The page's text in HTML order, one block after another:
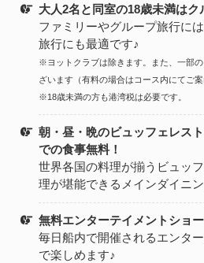
大人2名と同室の18歳未満はク
ファミリーやグループ旅行に
旅行にも最適です♪
※ヨットクラブは除きます。また、一部
ざいます（有料の場合はコース内にてご案
※18歳未満の方も港湾税は必要です。
朝・昼・晩のビュッフェレス
での食事無料！
世界各国の料理が揃うビュッ
理が堪能できるメインダイニ
無料エンターテイメントショー
毎日船内で開催されるエンタ
で楽しめます♪